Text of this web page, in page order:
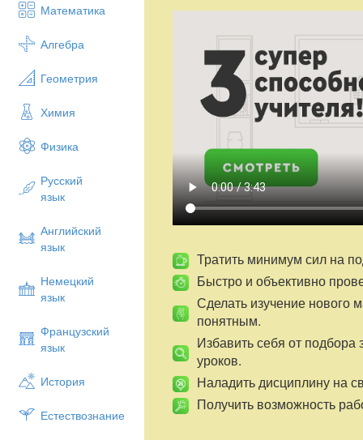
Математика
Алгебра
Геометрия
Химия
Физика
Русский
язык
Английский
язык
Немецкий
язык
Французский
язык
История
Естествознание
Тратить минимум сил на
Быстро и объективно
Сделать изучение нового
понятным.
Избавить себя от подбора
уроков.
Наладить дисциплину на
Получить возможность